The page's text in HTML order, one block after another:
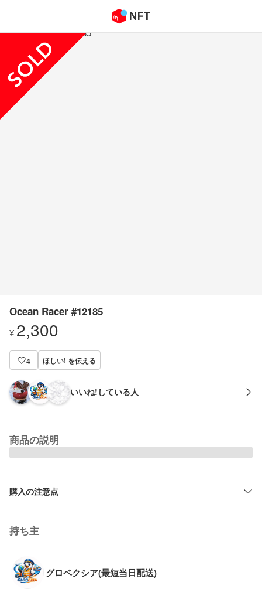
Ocean Racer #12185
¥ 2,300
4 ほしい! を伝える
いいね!している人
商品の説明
購入の注意点
持ち主
グロベクシア(最短当日配送)